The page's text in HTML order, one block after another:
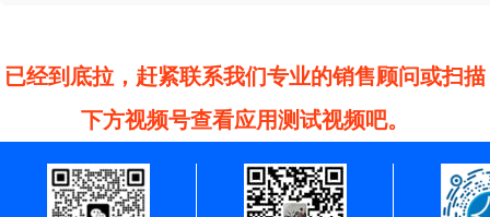
已经到底拉，赶紧联系我们专业的销售顾问或扫描
下方视频号查看应用测试视频吧。